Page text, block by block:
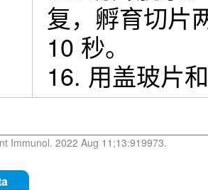
复，孵育切片
10 秒。
16. 用盖玻片
Immunol. 2022 Aug 11;13:919973.